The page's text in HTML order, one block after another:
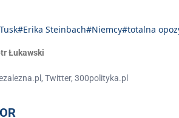
#Erika Steinbach#Niemcy#totalna
Łukawski
Twitter, 300polityka.pl